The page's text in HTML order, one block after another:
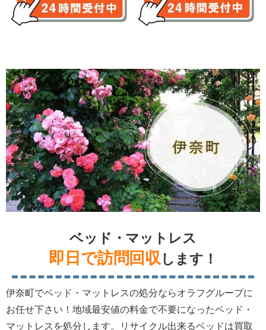
ベッド・マットレス
即日で訪問回収 します！
伊奈町でベッド・マットレスの処分ならオラフグループに
お任せ下さい！地域最安値の料金で不要になったベッド・
マットレスを処分します。リサイクル出来るベッドは買取